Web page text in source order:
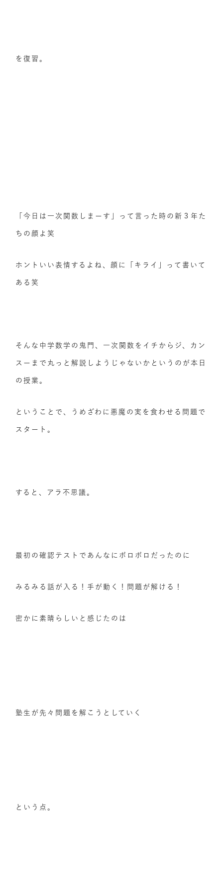
を復習。
「今日は一次関数しまーす」って言った時の新３年た
ちの顔よ笑
ホントいい表情するよね、顔に「キライ」って書いて
ある笑
そんな中学数学の鬼門、一次関数をイチからジ、カン
スーまで丸っと解説しようじゃないかというのが本日
の授業。
ということで、うめざわに悪魔の実を食わせる問題で
スタート。
すると、アラ不思議。
最初の確認テストであんなにボロボロだったのに
みるみる話が入る！手が動く！問題が解ける！
密かに素晴らしいと感じたのは
塾生が先々問題を解こうとしていく
という点。